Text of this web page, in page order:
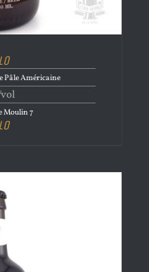
Pâle Américaine
Moulin 7